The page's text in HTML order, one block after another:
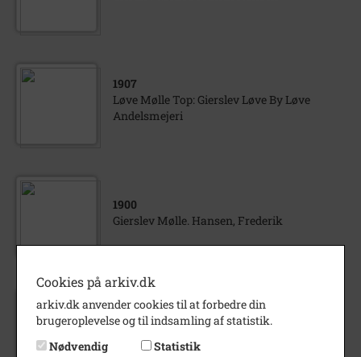
1907
Løve Mølle Top: Gierslev Løve By Løve
Andelsmejeri
1900
Gierslev Mølle. Hansen, Frederik
1900- 1925
Gierslev mølle med Peder Chr. Jensen i
forgrunden
Cookies på arkiv.dk
arkiv.dk anvender cookies til at forbedre din
brugeroplevelse og til indsamling af statistik.
Nødvendig
Statistik